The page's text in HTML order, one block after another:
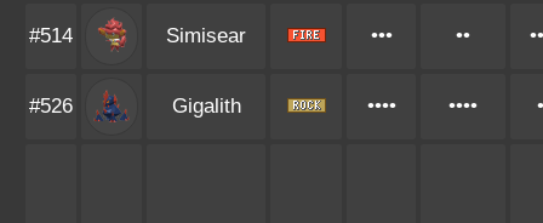
#514 Simisear ••• ••
#526 Gigalith •••• ••••